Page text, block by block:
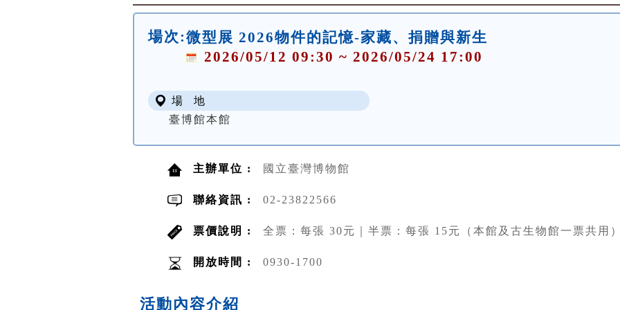
場次:微型展 2026物件的記憶-家藏、捐贈與新生
2026/05/12 09:30 ~ 2026/05/24 17:00
場 地
臺博館本館
主辦單位 : 國立臺灣博物館
聯絡資訊 : 02-23822566
票價說明 : 全票：每張 30元｜半票：每張 15元（本館及古生物館一票共用
開放時間 : 0930-1700
活動內容介紹